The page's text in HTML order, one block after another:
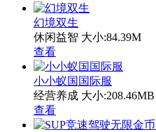
幻境双生
休闲益智 大小:84.39M
查看
小小蚁国国际服
经营养成 大小:208.46MB
查看